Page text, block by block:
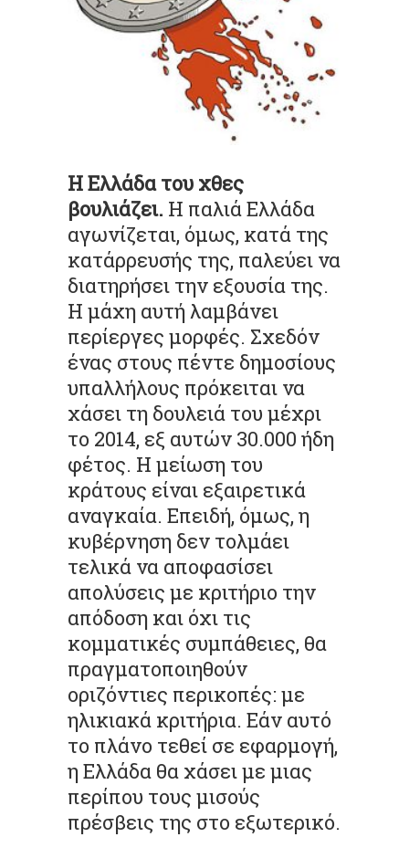
Η Ελλάδα του χθες
βουλιάζει. Η παλιά Ελλάδα
αγωνίζεται, όμως, κατά της
κατάρρευσής της, παλεύει να
διατηρήσει την εξουσία της.
Η μάχη αυτή λαμβάνει
περίεργες μορφές. Σχεδόν
ένας στους πέντε δημοσίους
υπαλλήλους πρόκειται να
χάσει τη δουλειά του μέχρι
το 2014, εξ αυτών 30.000 ήδη
φέτος. Η μείωση του
κράτους είναι εξαιρετικά
αναγκαία. Επειδή, όμως, η
κυβέρνηση δεν τολμάει
τελικά να αποφασίσει
απολύσεις με κριτήριο την
απόδοση και όχι τις
κομματικές συμπάθειες, θα
πραγματοποιηθούν
οριζόντιες περικοπές: με
ηλικιακά κριτήρια. Εάν αυτό
το πλάνο τεθεί σε εφαρμογή,
η Ελλάδα θα χάσει με μιας
περίπου τους μισούς
πρέσβεις της στο εξωτερικό.